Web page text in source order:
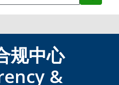
规中心
&